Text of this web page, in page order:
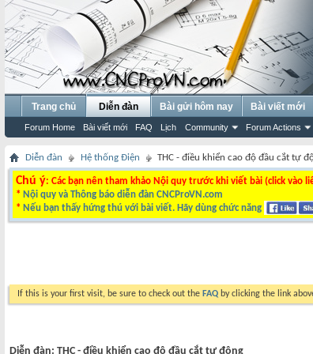
Trang chủ Diễn đàn
Forum Home Bài viết mới FAQ Lịch Community Forum Actions
Bài gửi hôm nay Bài viết mới
Diễn đàn Hệ thống Điện THC - điều khiển cao độ đầu cắt tự
Chú ý: Các bạn nên tham khảo Nội quy trước khi viết bài (click vào
* Nội quy và Thông báo diễn đàn CNCProVN.com
* Nếu bạn thấy hứng thú với bài viết. Hãy dùng chức năng
If this is your first visit, be sure to check out the FAQ by clicking the link
Diễn đàn: THC - điều khiển cao độ đầu cắt tự động